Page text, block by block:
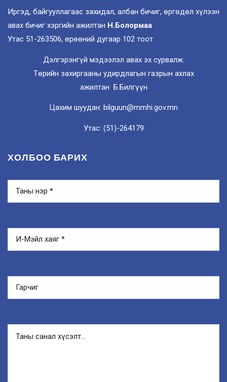
Иргэд, байгууллагаас захидал, албан бичиг, өргөдөл хүлээн
авах бичиг хэргийн ажилтан Н.Болормаа
Утас 51-263506, өрөөний дугаар 102 тоот
Дэлгэрэнгүй мэдээлэл авах эх сурвалж:
Төрийн захиргааны удирдлагын газрын ахлах
ажилтан Б.Билгүүн
Цахим шуудан: bilguun@mmhi.gov.mn
Утас: (51)-264179
ХОЛБОО БАРИХ